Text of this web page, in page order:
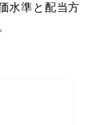
水準と配当方